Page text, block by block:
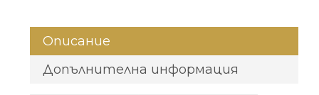
Описание
Допълнителна информация